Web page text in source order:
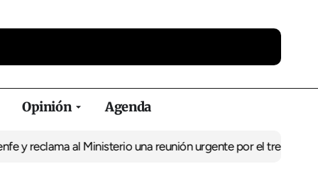
Opinión Agenda
al Ministerio una reunión urgente por el trenEl BNG exige la